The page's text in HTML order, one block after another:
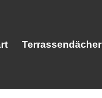
Terrassendächer